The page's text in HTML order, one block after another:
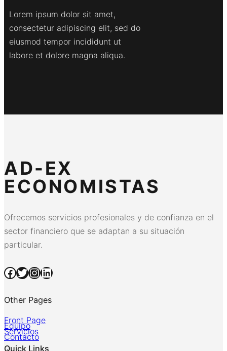
Lorem ipsum dolor sit amet,
consectetur adipiscing elit, sed do
eiusmod tempor incididunt ut
labore et dolore magna aliqua.
AD-EX
ECONOMISTAS
Ofrecemos servicios profesionales y de confianza en el
sector financiero que se adaptan a su situación
particular.
Facebook Twitter InstagramLinkedIn
Other Pages
Front Page
Equipo
Servicios
Contacto
Quick Links